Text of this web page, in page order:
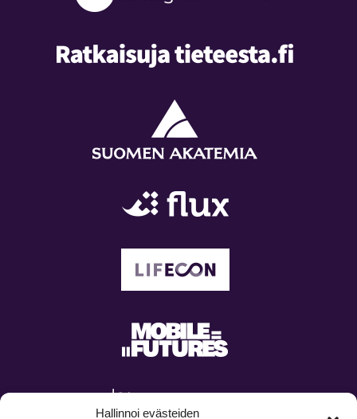
Hallinnoi evästeiden